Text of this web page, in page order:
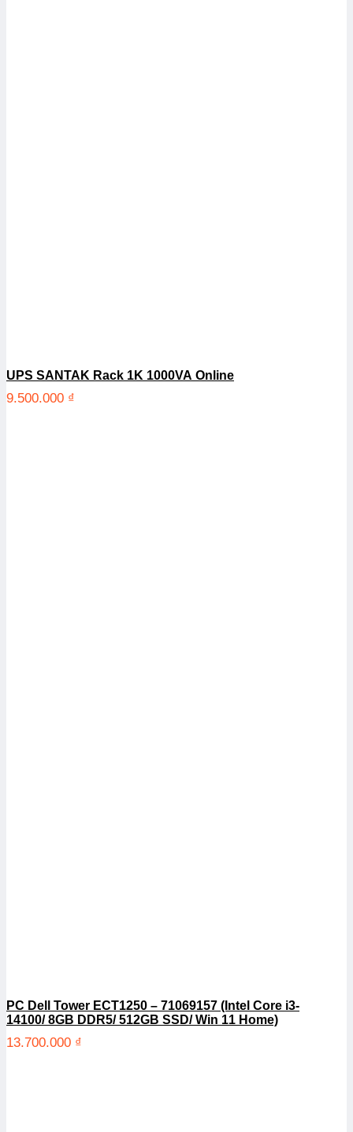
UPS SANTAK Rack 1K 1000VA Online
9.500.000 ₫
PC Dell Tower ECT1250 – 71069157 (Intel Core i3-
14100/ 8GB DDR5/ 512GB SSD/ Win 11 Home)
13.700.000 ₫